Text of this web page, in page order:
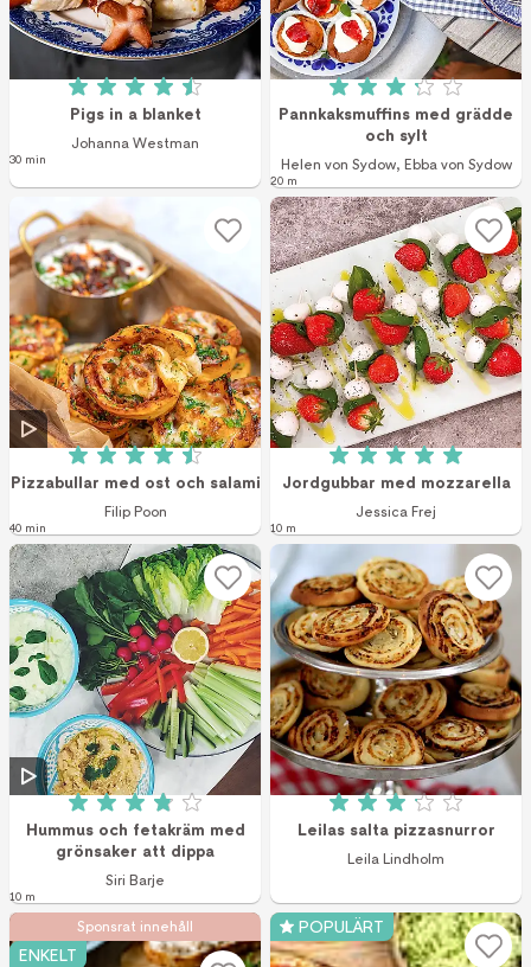
Betyg: 4.5 av 5 (29 röster)
Pigs in a blanket
Johanna Westman
30 min
Betyg: 3.2 av 5
Pannkaksmuffins med grädde
och sylt
Helen von Sydow, Ebba von Sydow
20 m
Betyg: 4.5 av 5 (4 röster)
Pizzabullar med ost och salami
Filip Poon
40 min
Betyg: 5 av 5 (1
Jordgubbar med mozzarella
Jessica Frej
10 m
Betyg: 3.9 av 5 (46 röster)
Hummus och fetakräm med
grönsaker att dippa
Siri Barje
10 m
Betyg: 3.1 av 5
Leilas salta pizzasnurror
Leila Lindholm
Sponsrat innehåll
ENKELT
POPULÄRT